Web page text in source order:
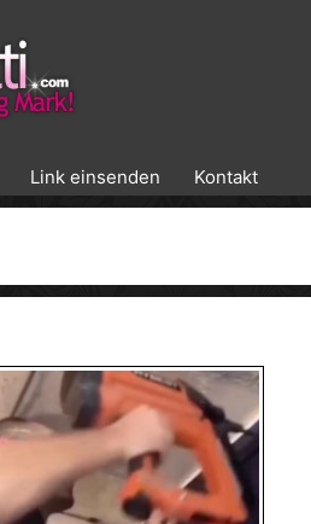
Link einsenden Kontakt